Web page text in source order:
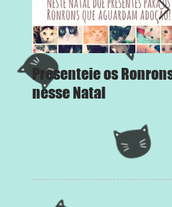
Presenteie os
nesse Natal